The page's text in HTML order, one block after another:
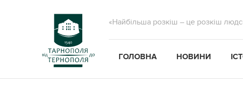
«Найбільша розкіш – це розкіш
ГОЛОВНА НОВИНИ